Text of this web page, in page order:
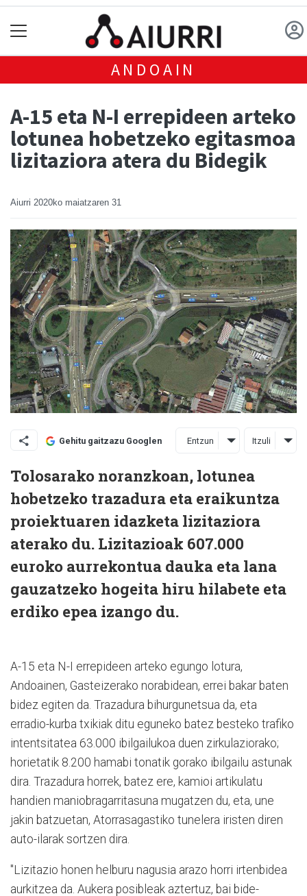
ANDOAIN
A-15 eta N-I errepideen arteko
lotunea hobetzeko egitasmoa
lizitaziora atera du Bidegik
Aiurri 2020ko maiatzaren 31
Gehitu gaitzazu Googlen Entzun Itzuli
Tolosarako noranzkoan, lotunea
hobetzeko trazadura eta eraikuntza
proiektuaren idazketa lizitaziora
aterako du. Lizitazioak 607.000
euroko aurrekontua dauka eta lana
gauzatzeko hogeita hiru hilabete eta
erdiko epea izango du.
A-15 eta N-I errepideen arteko egungo lotura,
Andoainen, Gasteizerako norabidean, errei bakar baten
bidez egiten da. Trazadura bihurgunetsua da, eta
erradio-kurba txikiak ditu eguneko batez besteko trafiko
intentsitatea 63.000 ibilgailukoa duen zirkulaziorako;
horietatik 8.200 hamabi tonatik gorako ibilgailu astunak
dira. Trazadura horrek, batez ere, kamioi artikulatu
handien maniobragarritasuna mugatzen du, eta, une
jakin batzuetan, Atorrasagastiko tunelera iristen diren
auto-ilarak sortzen dira.
"Lizitazio honen helburu nagusia arazo horri irtenbidea
aurkitzea da. Aukera posibleak aztertuz, bai bide-